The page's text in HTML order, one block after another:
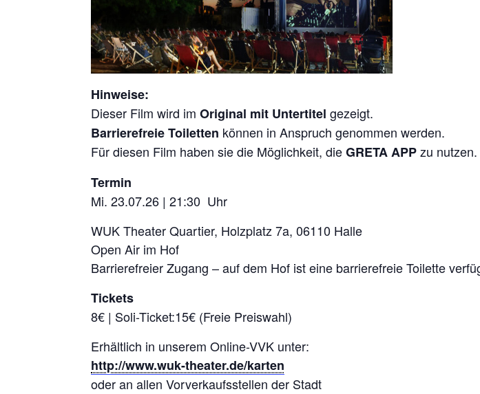
Hinweise:
Dieser Film wird im Original mit Untertitel gezeigt.
Barrierefreie Toiletten können in Anspruch genommen werden.
Für diesen Film haben sie die Möglichkeit, dieGRETA APPzu nutzen.
Termin
Mi. 23.07.26 | 21:30 Uhr
WUK Theater Quartier, Holzplatz 7a, 06110 Halle
Open Air im Hof
Barrierefreier Zugang – auf dem Hof ist eine barrierefreie Toilette
Tickets
8€ | Soli-Ticket:15€ (Freie Preiswahl)
Erhältlich in unserem Online-VVK unter:
http://www.wuk-theater.de/karten
oder an allen Vorverkaufsstellen der Stadt